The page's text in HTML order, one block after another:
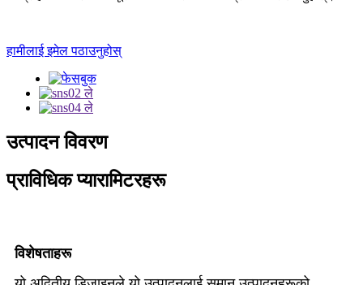
हामीलाई इमेल पठाउनुहोस्
उत्पादन विवरण
प्राविधिक प्यारामिटरहरू
विशेषताहरू